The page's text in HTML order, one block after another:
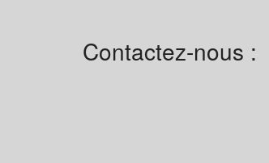
Contactez-nous :